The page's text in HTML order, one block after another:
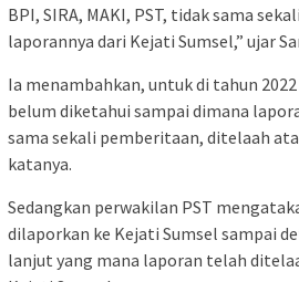
BPI, SIRA, MAKI, PST, tidak sama
laporannya dari Kejati Sumsel,” ujar
Ia menambahkan, untuk di tahun 2022
belum diketahui sampai dimana
sama sekali pemberitaan, ditelaah
katanya.
Sedangkan perwakilan PST
dilaporkan ke Kejati Sumsel sampai
lanjut yang mana laporan telah